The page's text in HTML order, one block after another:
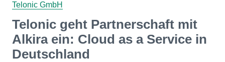
Telonic GmbH
Telonic geht Partnerschaft mit
Alkira ein: Cloud as a Service in
Deutschland